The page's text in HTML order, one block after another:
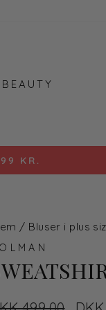
BEAUTY
KR.
/ Bluser i plus